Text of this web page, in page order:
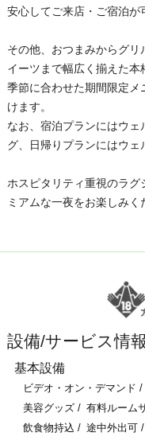
安心してご来店・ご宿泊が
その他、おつまみからグ
イーツまで幅広く揃えた本
季節に合わせた期間限定
けます。
なお、宿泊プランにはウ
グ、日帰りプランにはウェ
ホスピタリティ重視のラ
ミアムな一夜をお楽しみく
設備/サービス情報
基本設備
ビデオ・オン・デマンド
美容グッズ
有料ルーム
飲食物持込
途中外出可